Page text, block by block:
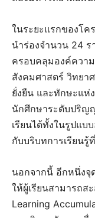
ในระยะแรกของโค
นำร่องจำนวน 24
ครอบคลุมองค์ควา
สังคมศาสตร์ วิทยา
ยั่งยืน และทักษะแห่
นักศึกษาระดับปริญ
เรียนได้ทั้งในรูปแบ
กับบริบทการเรียนรู้
นอกจากนี้ อีกหนึ่งจุ
ให้ผู้เรียนสามารถส
Learning